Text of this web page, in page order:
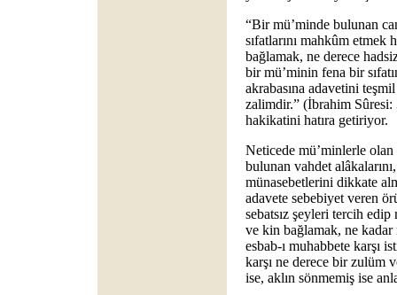
“Bir mü’minde bulunan
sıfatlarını mahkûm
bağlamak, ne derece
bir mü’minin fena bir
akrabasına adavetini
zalimdir.” (İbrahim
hakikatini hatıra getiriyor.
Neticede mü’minlerle
bulunan vahdet
münasebetlerini dikkate
adavete sebebiyet veren
sebatsız şeyleri tercih
ve kin bağlamak, ne kadar
esbab-ı muhabbete karşı
karşı ne derece bir zulüm
ise, aklın sönmemiş ise